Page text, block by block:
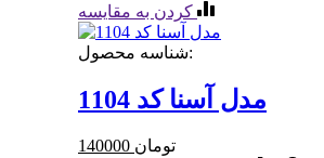
کردن به مقایسه
شناسه محصول:
مدل آسنا کد 1104
140000 تومان